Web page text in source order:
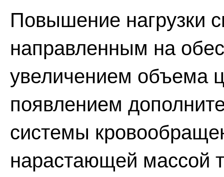
Повышение нагрузки
направленным на
увеличением объема
появлением
системы
нарастающей массой